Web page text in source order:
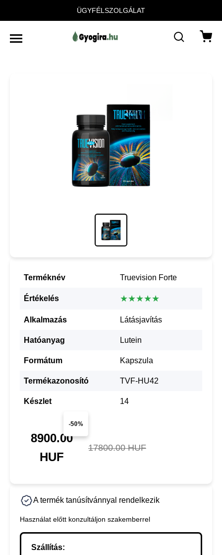
ÜGYFÉLSZOLGÁLAT
Terméknév Truevision Forte
Értékelés ★★★★★
Alkalmazás Látásjavítás
Hatóanyag Lutein
Formátum Kapszula
Termékazonosító TVF-HU42
Készlet 14
-50%
8900.00
HUF
17800.00 HUF
A termék tanúsítvánnyal rendelkezik
Használat előtt konzultáljon szakemberrel
Szállítás: